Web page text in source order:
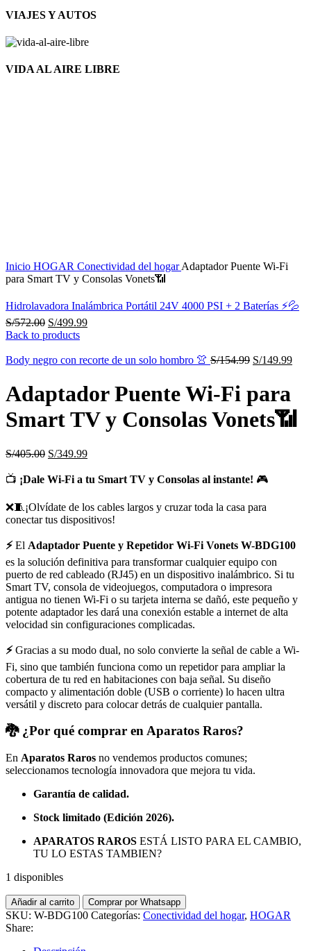
VIAJES Y AUTOS
VIDA AL AIRE LIBRE
Inicio HOGAR Conectividad del hogarAdaptador Puente Wi-Fi
para Smart TV y Consolas Vonets📶
Hidrolavadora Inalámbrica Portátil 24V 4000 PSI + 2 Baterías ⚡💦
S/572.00 S/499.99
Back to products
Body negro con recorte de un solo hombro 👚 S/154.99 S/149.99
Adaptador Puente Wi-Fi para
Smart TV y Consolas Vonets📶
S/405.00 S/349.99
📺 ¡Dale Wi-Fi a tu Smart TV y Consolas al instante! 🎮
❌🧵¡Olvídate de los cables largos y cruzar toda la casa para
conectar tus dispositivos!
⚡El Adaptador Puente y Repetidor Wi-Fi Vonets W-BDG100
es la solución definitiva para transformar cualquier equipo con
puerto de red cableado (RJ45) en un dispositivo inalámbrico. Si tu
Smart TV, consola de videojuegos, computadora o impresora
antigua no tienen Wi-Fi o su tarjeta interna se dañó, este pequeño y
potente adaptador les dará una conexión estable a internet de alta
velocidad sin configuraciones complicadas.
⚡Gracias a su modo dual, no solo convierte la señal de cable a Wi-
Fi, sino que también funciona como un repetidor para ampliar la
cobertura de tu red en habitaciones con baja señal. Su diseño
compacto y alimentación doble (USB o corriente) lo hacen ultra
versátil y discreto para colocar detrás de cualquier pantalla.
🐉 ¿Por qué comprar en Aparatos Raros?
En Aparatos Raros no vendemos productos comunes;
seleccionamos tecnología innovadora que mejora tu vida.
Garantía de calidad.
Stock limitado (Edición 2026).
APARATOS RAROS ESTÁ LISTO PARA EL CAMBIO,
TU LO ESTAS TAMBIEN?
1 disponibles
Adaptador
Puente
Wi-
Añadir al carrito Comprar por Whatsapp
SKU: W-BDG100 Categorías: Conectividad del hogar, HOGAR
Share: